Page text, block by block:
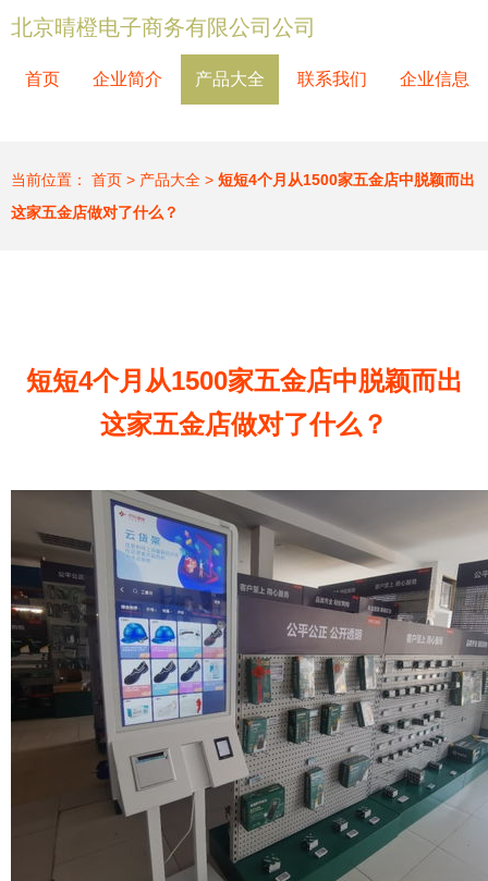
北京晴橙电子商务有限公司公司
首页 企业简介 产品大全 联系我们 企业信息
当前位置： 首页 > 产品大全 > 短短4个月从1500家五金店中脱颖而出
这家五金店做对了什么？
短短4个月从1500家五金店中脱颖而出
这家五金店做对了什么？